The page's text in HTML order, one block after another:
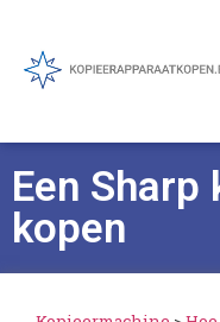
Een
kopen